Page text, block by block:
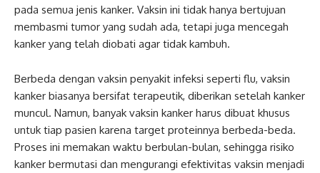
pada semua jenis kanker. Vaksin ini tidak hanya bertujuan
membasmi tumor yang sudah ada, tetapi juga mencegah
kanker yang telah diobati agar tidak kambuh.
Berbeda dengan vaksin penyakit infeksi seperti flu, vaksin
kanker biasanya bersifat terapeutik, diberikan setelah kanker
muncul. Namun, banyak vaksin kanker harus dibuat khusus
untuk tiap pasien karena target proteinnya berbeda-beda.
Proses ini memakan waktu berbulan-bulan, sehingga risiko
kanker bermutasi dan mengurangi efektivitas vaksin menjadi